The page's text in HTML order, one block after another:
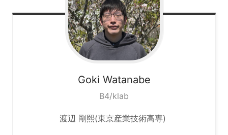
Goki Watanabe
B4/klab
渡辺 剛熙(東京産業技術高専)